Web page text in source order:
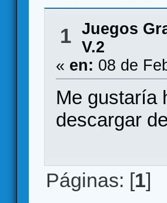
1 Juegos
V.2
« en: 08 de
Me gustaría
descargar
Páginas: [1]